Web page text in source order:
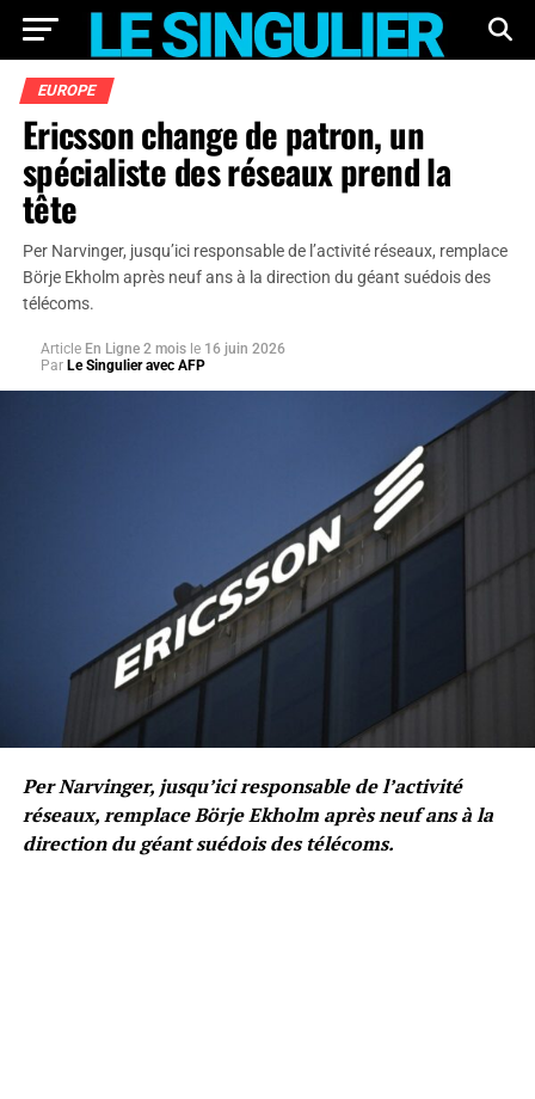
EUROPE
Ericsson change de patron, un
spécialiste des réseaux prend la
tête
Per Narvinger, jusqu’ici responsable de l’activité réseaux, remplace
Börje Ekholm après neuf ans à la direction du géant suédois des
télécoms.
Article En Ligne 2 mois le 16 juin 2026
Par Le Singulier avec AFP
Per Narvinger, jusqu’ici responsable de l’activité
réseaux, remplace Börje Ekholm après neuf ans à la
direction du géant suédois des télécoms.